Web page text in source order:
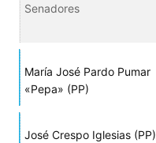
Senadores
María José Pardo Pumar
«Pepa» (PP)
José Crespo Iglesias (PP)